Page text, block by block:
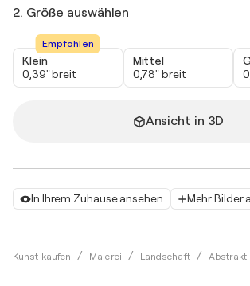
In Ihrem Zuhause ansehen Mehr Bilder
Kunst kaufen Malerei Landschaft Abstrakt
2. Größe auswählen
Empfohlen
Klein
0,39" breit
Mittel
0,78" breit
Ansicht in 3D